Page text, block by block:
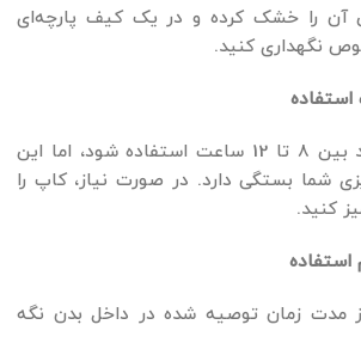
آن را خشک کرده و در یک کیف پارچه‌ای
نگهداری کنید.
کاپ قاعدگی می‌تواند بین 8 تا 12 ساعت استفاده شود، اما این
شما بستگی دارد. در صورت نیاز، کاپ را
کنید.
مدت زمان توصیه شده در داخل بدن نگه